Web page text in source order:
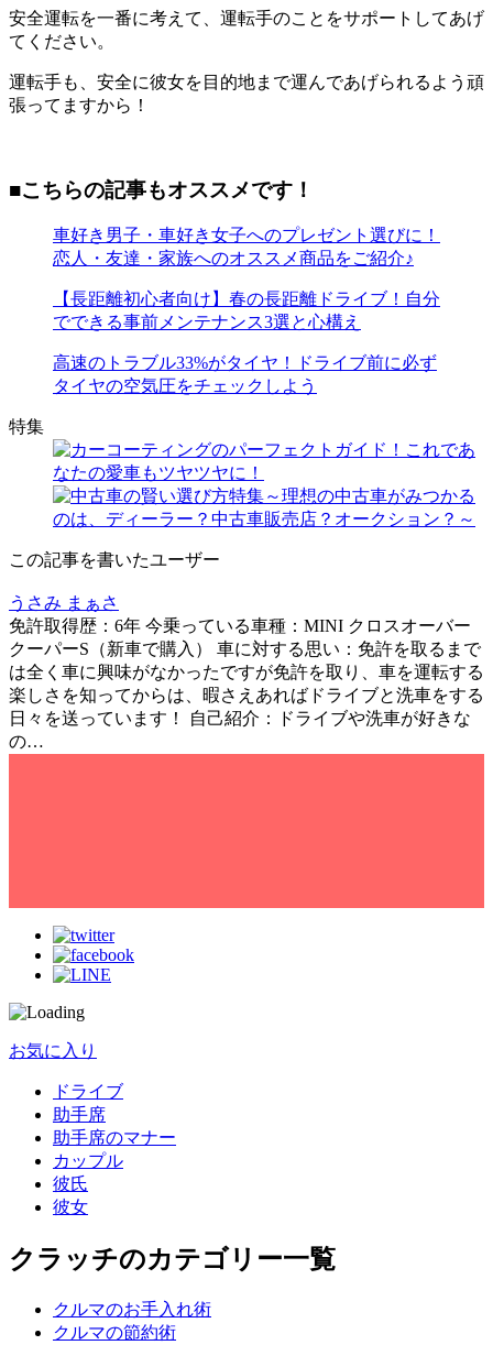
安全運転を一番に考えて、運転手のことをサポートしてあげ
てください。
運転手も、安全に彼女を目的地まで運んであげられるよう頑
張ってますから！
■こちらの記事もオススメです！
車好き男子・車好き女子へのプレゼント選びに！
恋人・友達・家族へのオススメ商品をご紹介♪
【長距離初心者向け】春の長距離ドライブ！自分
でできる事前メンテナンス3選と心構え
高速のトラブル33%がタイヤ！ドライブ前に必ず
タイヤの空気圧をチェックしよう
特集
この記事を書いたユーザー
うさみ まぁさ
免許取得歴：6年 今乗っている車種：MINI クロスオーバー
クーパーS（新車で購入） 車に対する思い：免許を取るまで
は全く車に興味がなかったですが免許を取り、車を運転する
楽しさを知ってからは、暇さえあればドライブと洗車をする
日々を送っています！ 自己紹介：ドライブや洗車が好きな
の…
お気に入り
ドライブ
助手席
助手席のマナー
カップル
彼氏
彼女
クラッチのカテゴリー一覧
クルマのお手入れ術
クルマの節約術